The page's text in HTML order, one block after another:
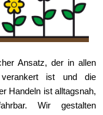
Ansatz, der in allen
verankert ist und die
Handeln ist alltagsnah,
Wir gestalten